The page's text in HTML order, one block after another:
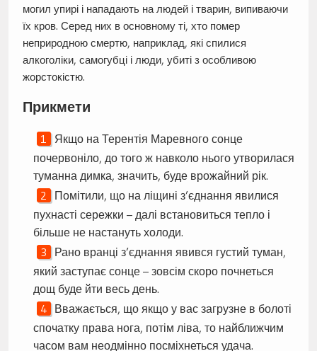
могил упирі і нападають на людей і тварин, випиваючи
їх кров. Серед них в основному ті, хто помер
неприродною смертю, наприклад, які спилися
алкоголіки, самогубці і люди, убиті з особливою
жорстокістю.
Прикмети
Якщо на Терентія Маревного сонце
почервоніло, до того ж навколо нього утворилася
туманна димка, значить, буде врожайний рік.
Помітили, що на ліщині з’єднання явилися
пухнасті сережки – далі встановиться тепло і
більше не настануть холоди.
Рано вранці з’єднання явився густий туман,
який заступає сонце – зовсім скоро почнеться
дощ буде йти весь день.
Вважається, що якщо у вас загрузне в болоті
спочатку права нога, потім ліва, то найближчим
часом вам неодмінно посміхнеться удача.